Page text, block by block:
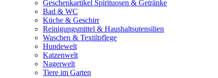
Geschenkartikel Spirituosen & Getränke
Bad & WC
Küche & Geschirr
Reinigungsmittel & Haushaltsutensilien
Waschen & Textilpflege
Hundewelt
Katzenwelt
Nagerwelt
Tiere im Garten